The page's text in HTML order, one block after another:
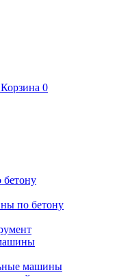
Корзина 0
по бетону
машины